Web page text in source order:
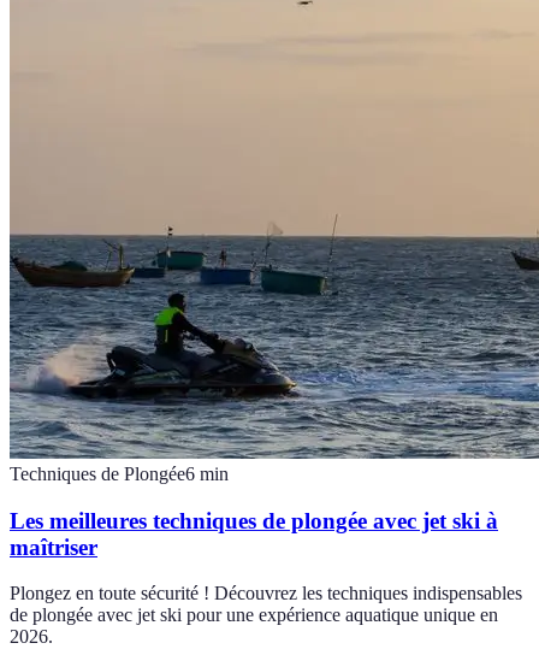
Techniques de Plongée6 min
Les meilleures techniques de plongée avec jet ski à
maîtriser
Plongez en toute sécurité ! Découvrez les techniques indispensables
de plongée avec jet ski pour une expérience aquatique unique en
2026.